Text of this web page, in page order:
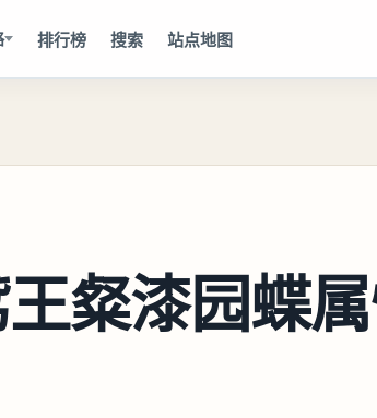
排行榜 搜索 站点地图
粲漆园蝶